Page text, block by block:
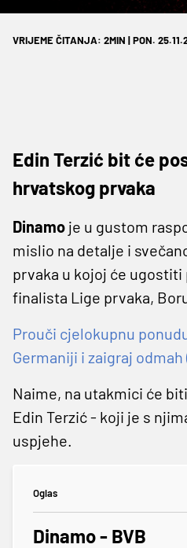
VRIJEME ČITANJA: 2MIN | PON.
Edin Terzić bit će
hrvatskog prvaka
Dinamo je u gustom
mislio na detalje i
prvaka u kojoj će
finalista Lige prvaka,
Prouči cjelokupnu
Germaniji i zaigraj odmah
Naime, na utakmici će
Edin Terzić - koji je s
uspjehe.
Oglas
Dinamo - BVB